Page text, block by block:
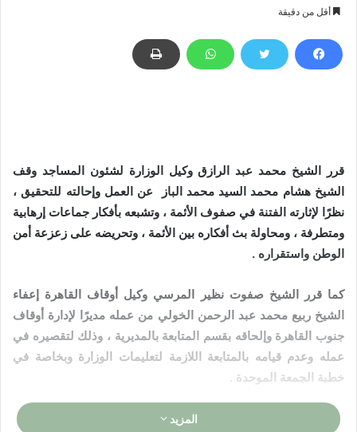
أقل من دقيقة
قرر الشيخ محمد عبد الرازق وكيل الوزارة لشئون المساجد وقف
الشيخ هشام محمد السيد محمد الباز عن العمل وإحالته للتحقيق ،
نظرًا لإثارته الفتنة في صفوف الأئمة ، وتشبعه بأفكار جماعات إرهابية
ومتطرفة ، ومحاولة بث أفكاره بين الأئمة ، وتحريضه على زعزعة أمن
الوطن واستقراره .
كما قرر الشيخ صفوت نظير المرسي وكيل أوقاف القاهرة إعفاء
الشيخ ربيع محمد عبد الرحمن الخولي من عمله مديرًا لإدارة أوقاف
جنوب القاهرة وإلحاقه بقسم المتابعة بالمديرية ، وذلك لتقصيره في
عمله وعدم قيامه بالمتابعة اللازمة لتعليمات الوزارة وبخاصة في
خطبة الجمعة الموحدة .
المزيد